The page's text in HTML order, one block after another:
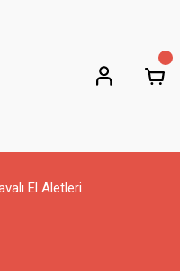
El Aletleri